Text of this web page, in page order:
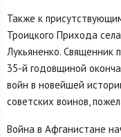
Также к
Троицкого Прихода
Лукьяненко. Священник
35-й годовщиной
войн в новейшей
советских воинов,
Война в Афганистане